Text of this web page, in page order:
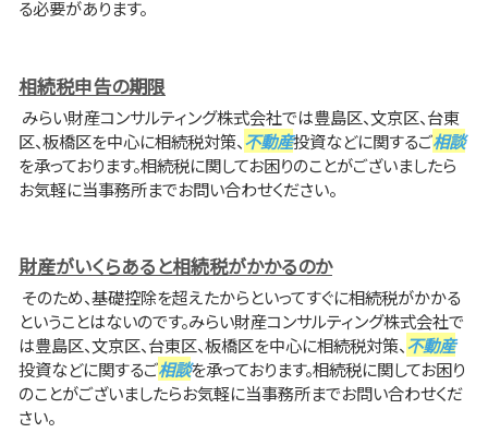
る必要があります。
相続税申告の期限
みらい財産コンサルティング株式会社では豊島区、文京区、台東
区、板橋区を中心に相続税対策、不動産投資などに関するご相談
を承っております。相続税に関してお困りのことがございましたら
お気軽に当事務所までお問い合わせください。
財産がいくらあると相続税がかかるのか
そのため、基礎控除を超えたからといってすぐに相続税がかかる
ということはないのです。みらい財産コンサルティング株式会社で
は豊島区、文京区、台東区、板橋区を中心に相続税対策、不動産
投資などに関するご相談を承っております。相続税に関してお困り
のことがございましたらお気軽に当事務所までお問い合わせくだ
さい。